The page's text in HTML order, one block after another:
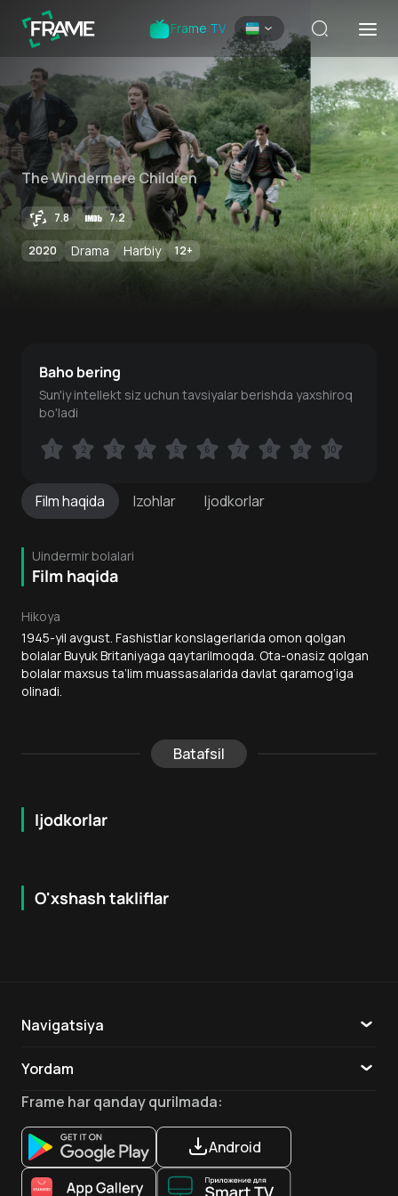
Frame TV
The Windermere Children
7.8 7.2
2020 Drama Harbiy 12+
Filmhaqida Izohlar Ijodkorlar
Uindermir bolalari
Film haqida
Hikoya
1945-yil avgust. Fashistlar konslagerlarida omon qolgan
bolalar Buyuk Britaniyaga qaytarilmoqda. Ota-onasiz qolgan
bolalar maxsus ta’lim muassasalarida davlat qaramog‘iga
olinadi.
Batafsil
Ijodkorlar
Baho bering
Sun'iy intellekt siz uchun tavsiyalar berishda yaxshiroq
bo'ladi
1 2 3 4 5 6 7 8 9 10
1 2 3 4 5 6 7 8 9 10
O'xshash takliflar
18 + 7.7
Navigatsiya
Yordam
Aloqa
Ilovalar
Frame har qanday qurilmada:
Android